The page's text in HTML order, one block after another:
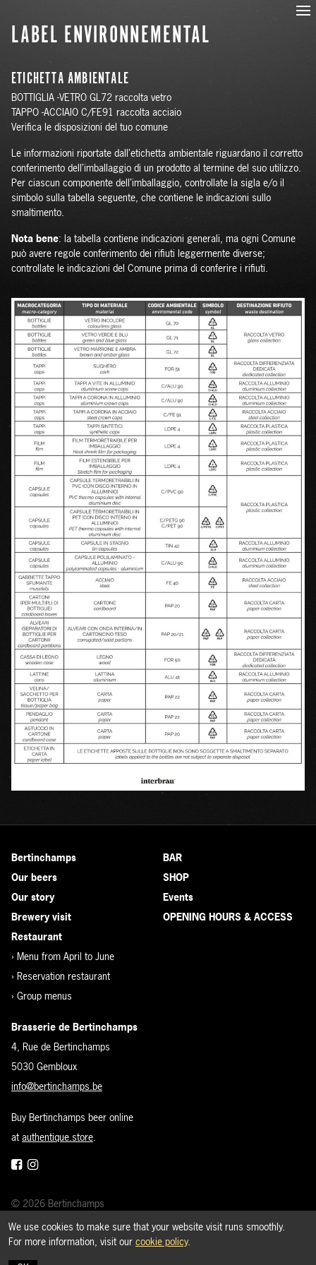
We use cookies to make sure that your website visit runs smoothly.
For more information, visit our cookie policy.
LABEL ENVIRONNEMENTAL
ETICHETTA AMBIENTALE
BOTTIGLIA -VETRO GL72 raccolta vetro
TAPPO -ACCIAIO C/FE91 raccolta acciaio
Verifica le disposizioni del tuo comune
Le informazioni riportate dall’etichetta ambientale riguardano il corretto
conferimento dell’imballaggio di un prodotto al termine del suo utilizzo.
Per ciascun componente dell’imballaggio, controllate la sigla e/o il
simbolo sulla tabella seguente, che contiene le indicazioni sullo
smaltimento.
Nota bene: la tabella contiene indicazioni generali, ma ogni Comune
può avere regole conferimento dei rifiuti leggermente diverse;
controllate le indicazioni del Comune prima di conferire i rifiuti.
Bertinchamps
Our beers
Our story
Brewery visit
Restaurant
› Menu from April to June
› Reservation restaurant
› Group menus
BAR
SHOP
Events
OPENING HOURS & ACCESS
Brasserie de Bertinchamps
4, Rue de Bertinchamps
5030 Gembloux
info@bertinchamps.be
Buy Bertinchamps beer online
atauthentique.store.
© 2026 Bertinchamps
Brewery visit
›Reservation restaurant